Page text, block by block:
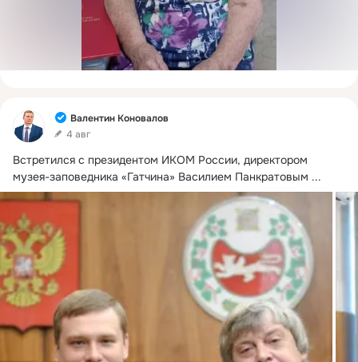
Фид
Валентин Коновалов
4 авг
Встретился с президентом ИКОМ России, директором
музея-заповедника «Гатчина» Василием Панкратовым ...